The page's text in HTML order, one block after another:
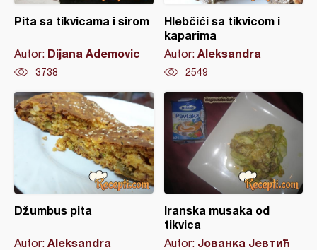
Pita sa tikvicama i sirom
Autor: Dijana Ademovic
3738
Hlebčići sa tikvicom i
kaparima
Autor: Aleksandra
2549
Džumbus pita
Autor: Aleksandra
Iranska musaka od
tikvica
Autor: Јованка Јевтић